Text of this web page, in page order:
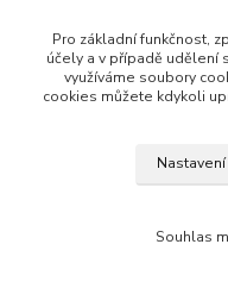
Pro základní funkčnost,
účely a v případě udělení
využíváme soubory
cookies můžete kdykoli
Nastavení
Souhlas